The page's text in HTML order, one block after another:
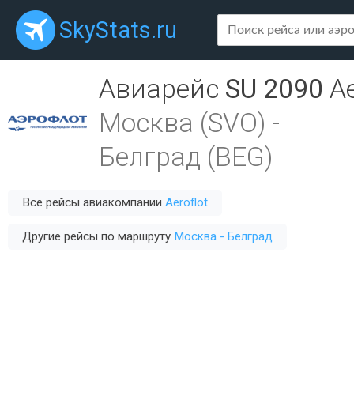
SkyStats.ru
Авиарейс SU 2090
Москва (SVO) -
Белград (BEG)
Все рейсы авиакомпании Aeroflot
Другие рейсы по маршруту Москва - Белград